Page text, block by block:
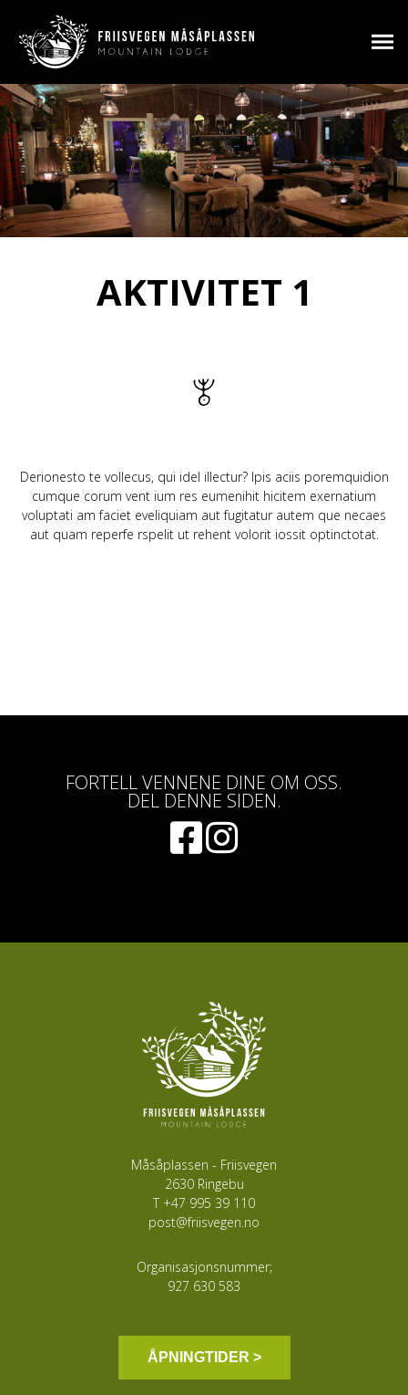
AKTIVITET 1
Derionesto te vollecus, qui idel illectur? Ipis aciis poremquidion
cumque corum vent ium res eumenihit hicitem exernatium
voluptati am faciet eveliquiam aut fugitatur autem que necaes
aut quam reperfe rspelit ut rehent volorit iossit optinctotat.
FORTELL VENNENE DINE OM OSS.
DEL DENNE SIDEN.
Måsåplassen - Friisvegen
2630 Ringebu
T +47 995 39 110
post@friisvegen.no
Organisasjonsnummer;
927 630 583
ÅPNINGTIDER >